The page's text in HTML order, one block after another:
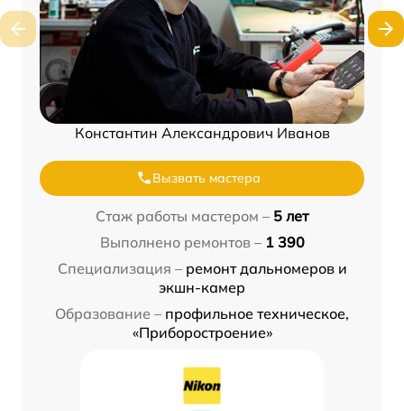
Константин Александрович Иванов
Вызвать мастера
Стаж работы мастером – 5 лет
Выполнено ремонтов – 1 390
Специализация – ремонт дальномеров и
экшн-камер
Образование – профильное техническое,
«Приборостроение»